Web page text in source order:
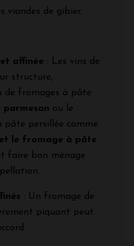
viandes de gibier.
affinée : Les vins de
structure,
de fromages à pâte
parmesan ou le
pâte persillée comme
et le fromage à pâte
faire bon ménage
: Un fromage de
piquant peut